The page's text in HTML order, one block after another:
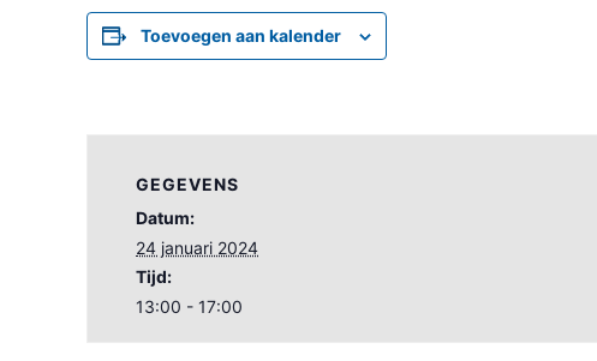
Toevoegen aan kalender
GEGEVENS
Datum:
24 januari 2024
Tijd:
13:00 - 17:00